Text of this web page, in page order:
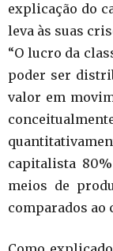
explicação do
leva às suas
“O lucro da
poder ser
valor em
capitalista
meios de
comparados ao